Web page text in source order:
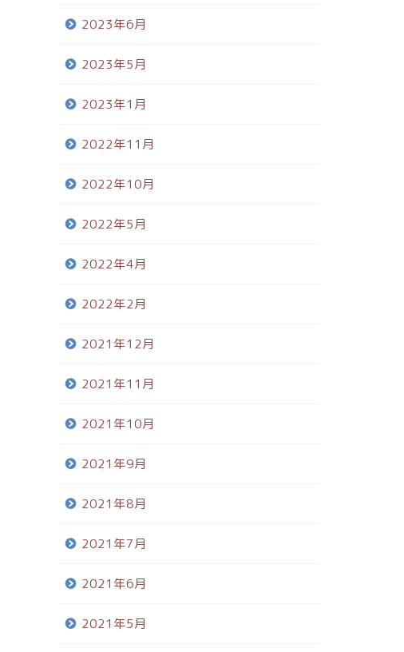
2023年6月
2023年5月
2023年1月
2022年11月
2022年10月
2022年5月
2022年4月
2022年2月
2021年12月
2021年11月
2021年10月
2021年9月
2021年8月
2021年7月
2021年6月
2021年5月